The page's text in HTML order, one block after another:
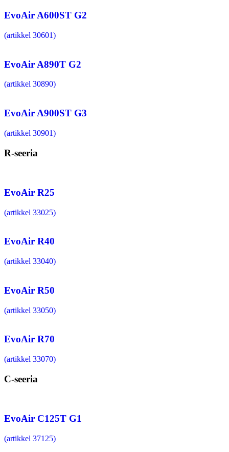
EvoAir A600ST G2
(artikkel 30601)
EvoAir A890T G2
(artikkel 30890)
EvoAir A900ST G3
(artikkel 30901)
R-seeria
EvoAir R25
(artikkel 33025)
EvoAir R40
(artikkel 33040)
EvoAir R50
(artikkel 33050)
EvoAir R70
(artikkel 33070)
C-seeria
EvoAir C125T G1
(artikkel 37125)